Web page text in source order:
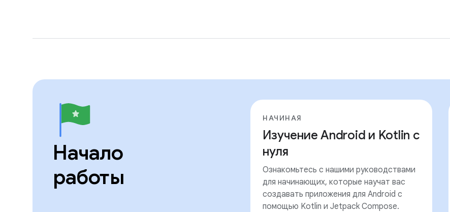
Начало
работы
НАЧИНАЯ
Изучение Android и Kotlin с
нуля
Ознакомьтесь с нашими руководствами
для начинающих, которые научат вас
создавать приложения для Android с
помощью Kotlin и Jetpack Compose.